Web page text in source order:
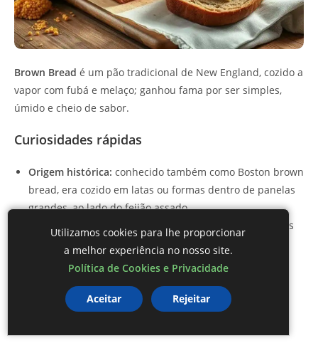
Brown Bread é um pão tradicional de New England, cozido a
vapor com fubá e melaço; ganhou fama por ser simples,
úmido e cheio de sabor.
Curiosidades rápidas
Origem histórica: conhecido também como Boston brown
bread, era cozido em latas ou formas dentro de panelas
grandes, ao lado do feijão assado.
Melaço como marca:
o melaço não só colore o pão, mas
era um adoçante barato e preservante no século XIX.
Textura única:
a mistura de fubá com farinha integral
dos pães assados.
Utilizamos cookies para lhe proporcionar
a melhor experiência no nosso site.
Política de Cookies e Privacidade
Aceitar Rejeitar